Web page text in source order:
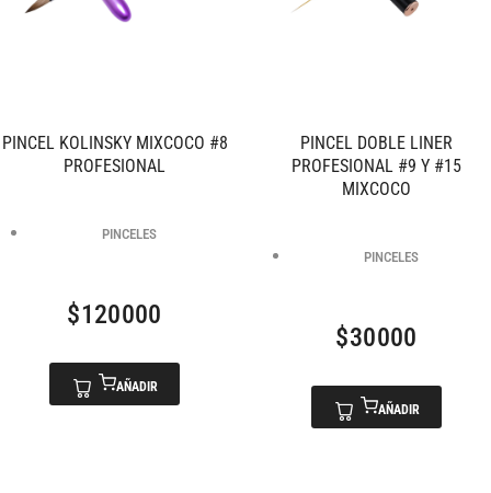
PINCEL KOLINSKY MIXCOCO #8
PROFESIONAL
PINCELES
$120000
AÑADIR
PINCEL DOBLE LINER
PROFESIONAL #9 Y #15
MIXCOCO
PINCELES
$30000
AÑADIR